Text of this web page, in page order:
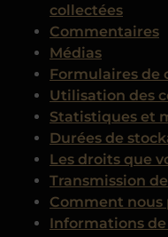
collectées
Commentaires
Médias
Formulaires de
Utilisation des
Statistiques et
Durées de
Les droits que
Transmission
Comment nous
Informations